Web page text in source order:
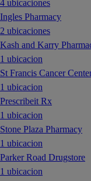
4 ubicaciones
Ingles Pharmacy
2 ubicaciones
Kash and Karry
1 ubicacion
St Francis Cancer
1 ubicacion
Prescribeit Rx
1 ubicacion
Stone Plaza Pharmacy
1 ubicacion
Parker Road Drugstore
1 ubicacion